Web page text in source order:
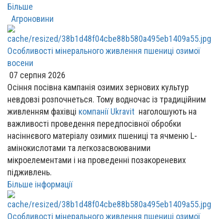
Більше
Агроновини
Особливості мінерального живлення пшениці озимої
восени
07 серпня 2026
Осіння посівна кампанія озимих зернових культур
невдовзі розпочнеться. Тому водночас із традиційним
живленням фахівці компанії Ukravit наголошують на
важливості проведення передпосівної обробки
насіннєвого матеріалу озимих пшениці та ячменю L-
амінокислотами та легкозасвоюваними
мікроелементами і на проведенні позакореневих
підживлень.
Більше інформації
Особливості мінерального живлення пшениці озимої